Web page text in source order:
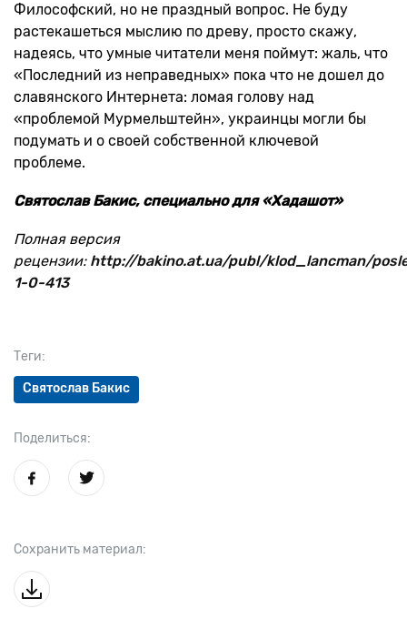
Теги:
Святослав Бакис
Поделиться:
Сохранить материал:
Философский, но не праздный вопрос. Не буду
растекашеться мыслию по древу, просто скажу,
надеясь, что умные читатели меня поймут: жаль, что
«Последний из неправедных» пока что не дошел до
славянского Интернета: ломая голову над
«проблемой Мурмельштейн», украинцы могли бы
подумать и о своей собственной ключевой
проблеме.
Святослав Бакис, специально для «Хадашот»
Полная версия
рецензии: http://bakino.at.ua/publ/klod_lancman/
1-0-413